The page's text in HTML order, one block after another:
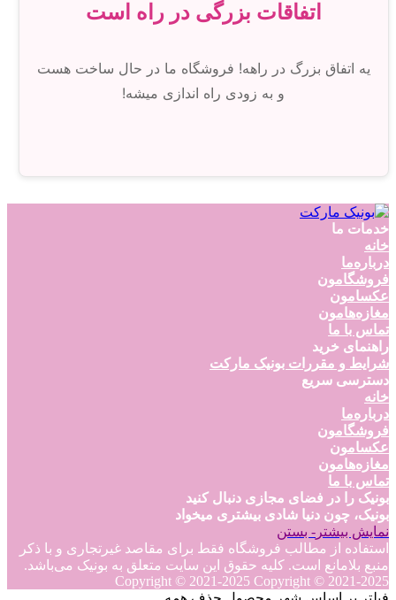
اتفاقات بزرگی در راه است
یه اتفاق بزرگ در راهه! فروشگاه ما در حال ساخت هست
و به زودی راه اندازی میشه!
خدمات ما
خانه
درباره‌ما
فروشگامون
عکسامون
مغازه‌هامون
تماس با ما
راهنمای خرید
شرایط و مقررات بونیک مارکت
دسترسی سریع
خانه
درباره‌ما
فروشگامون
عکسامون
مغازه‌هامون
تماس با ما
بونیک را در فضای مجازی دنبال کنید
بونیک، چون دنیا شادی بیشتری میخواد
نمایش بیشتر - بستن
استفاده از مطالب فروشگاه فقط برای مقاصد غیرتجاری و با ذکر
منبع بلامانع است. کلیه حقوق این سایت متعلق به بونیک می‌باشد.
Copyright © 2021-2025 Copyright © 2021-2025